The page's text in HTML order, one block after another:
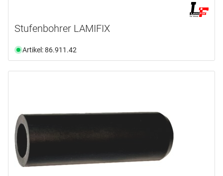
Stufenbohrer LAMIFIX
Artikel: 86.911.42